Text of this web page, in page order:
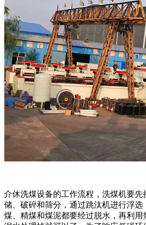
介休洗煤设备的工作流程，洗煤机要先
储、破碎和筛分，通过跳汰机进行浮选
煤、精煤和煤泥都要经过脱水，再利